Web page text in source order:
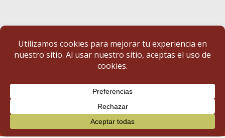
Portal de Transparencia | Diputación de Badajoz